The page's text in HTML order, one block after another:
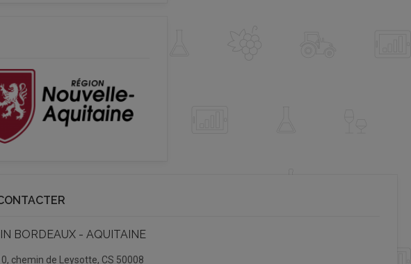
BORDEAUX - AQUITAINE
chemin de Leysotte, CS 50008